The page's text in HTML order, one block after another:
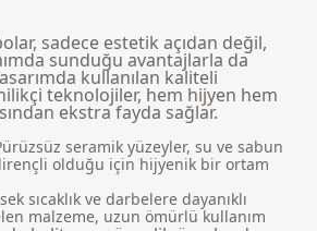
sadece estetik açıdan değil,
sunduğu avantajlarla da
kullanılan kaliteli
teknolojiler, hem hijyen hem
ekstra fayda sağlar.
seramik yüzeyler, su ve sabun
olduğu için hijyenik bir ortam
sıcaklık ve darbelere dayanıklı
malzeme, uzun ömürlü kullanım